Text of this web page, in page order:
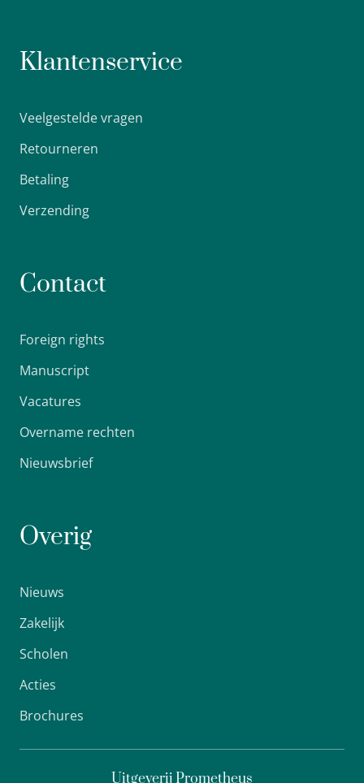
Klantenservice
Veelgestelde vragen
Retourneren
Betaling
Verzending
Contact
Foreign rights
Manuscript
Vacatures
Overname rechten
Nieuwsbrief
Overig
Nieuws
Zakelijk
Scholen
Acties
Brochures
Uitgeverij Prometheus